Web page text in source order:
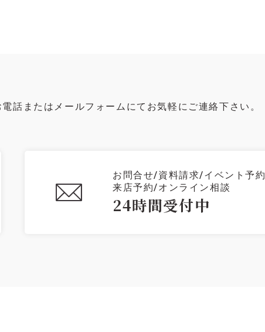
話またはメールフォームにてお気軽にご連絡下さい。
お問合せ/資料請求/イベント予約
来店予約/オンライン相談
24時間受付中